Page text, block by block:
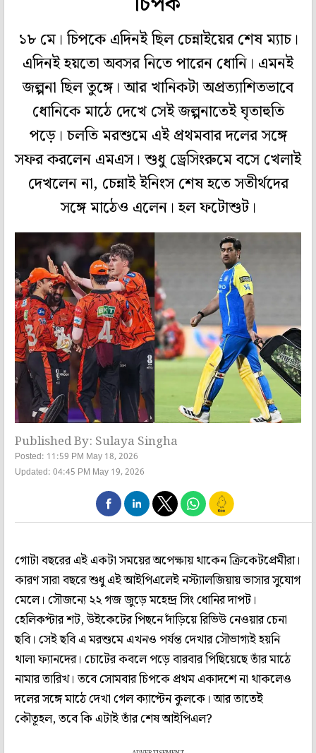
১৮ মে। চিপকে এদিনই ছিল চেন্নাইয়ের শেষ ম্যাচ।
এদিনই হয়তো অবসর নিতে পারেন ধোনি। এমনই
জল্পনা ছিল তুঙ্গে। আর খানিকটা অপ্রত্যাশিতভাবে
ধোনিকে মাঠে দেখে সেই জল্পনাতেই ঘৃতাহুতি
পড়ে। চলতি মরশুমে এই প্রথমবার দলের সঙ্গে
সফর করলেন এমএস। শুধু ড্রেসিংরুমে বসে খেলাই
দেখলেন না, চেন্নাই ইনিংস শেষ হতে সতীর্থদের
সঙ্গে মাঠেও এলেন। হল ফটোশুট।
Published By: Sulaya Singha
Posted: 11:59 PM May 18, 2026
Updated: 04:45 PM May 19, 2026
গোটা বছরের এই একটা সময়ের অপেক্ষায় থাকেন ক্রিকেটপ্রেমীরা।
কারণ সারা বছরে শুধু এই আইপিএলেই নস্ট্যালজিয়ায় ভাসার সুযোগ
মেলে। সৌজন্যে ২২ গজ জুড়ে মহেন্দ্র সিং ধোনির দাপট।
হেলিকপ্টার শট, উইকেটের পিছনে দাঁড়িয়ে রিভিউ নেওয়ার চেনা
ছবি। সেই ছবি এ মরশুমে এখনও পর্যন্ত দেখার সৌভাগ্যই হয়নি
থালা ফ্যানদের। চোটের কবলে পড়ে বারবার পিছিয়েছে তাঁর মাঠে
নামার তারিখ। তবে সোমবার চিপকে প্রথম একাদশে না থাকলেও
দলের সঙ্গে মাঠে দেখা গেল ক্যাপ্টেন কুলকে। আর তাতেই
কৌতূহল, তবে কি এটাই তাঁর শেষ আইপিএল?